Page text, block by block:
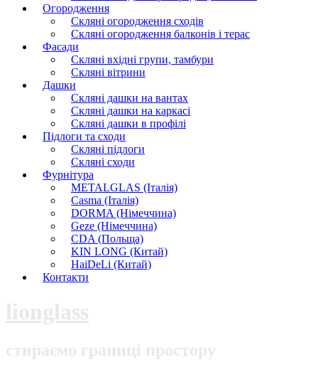
Огородження
Скляні огородження сходів
Скляні огородження балконів і терас
Фасади
Скляні вхідні групи, тамбури
Скляні вітрини
Дашки
Скляні дашки на вантах
Скляні дашки на каркасі
Скляні дашки в профілі
Підлоги та сходи
Скляні підлоги
Скляні сходи
Фурнітура
METALGLAS (Італія)
Casma (Італія)
DORMA (Німеччина)
Geze (Німеччина)
CDA (Польща)
KIN LONG (Китай)
HaiDeLi (Китай)
Контакти